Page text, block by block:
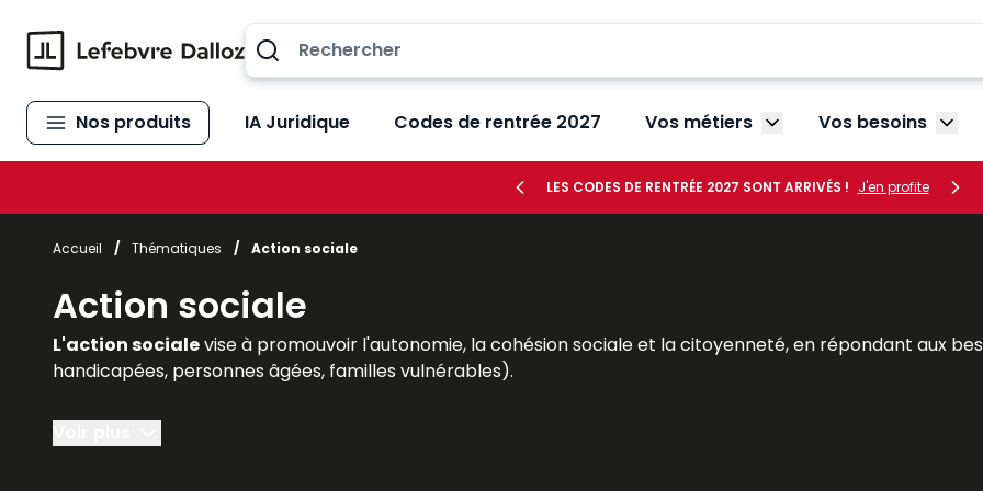
Nos produits IA Juridique Codes de rentrée 2027 Vos métiers Afficher le sous-menu
Vos besoins
LES CODES DE RENTRÉE 2027 SONT ARRIVÉS ! J'en profite
Accueil / Thématiques / Action sociale
Action sociale
L'action socialevise à promouvoir l'autonomie, la cohésion sociale et la citoyenneté, en répondant aux
handicapées, personnes âgées, familles vulnérables).
Pour aider les professionnels du secteur – travailleurs sociaux, chefs de service, directeurs… – à mieux
avec une information utile et accessible répondant à leurs besoins : des contenus réglementaires et